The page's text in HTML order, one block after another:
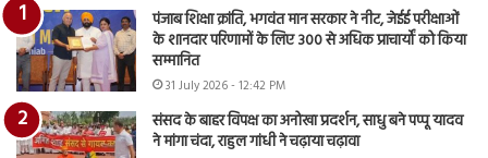
पंजाब शिक्षा क्रांति, भगवंत मान सरकार ने नीट, जेईई परीक्षाओं
के शानदार परिणामों के लिए 300 से अधिक प्राचार्यों को किया
सम्मानित
31 July 2026 - 12:42 PM
संसद के बाहर विपक्ष का अनोखा प्रदर्शन, साधु बने पप्पू यादव
ने मांगा चंदा, राहुल गांधी ने चढ़ाया चढ़ावा